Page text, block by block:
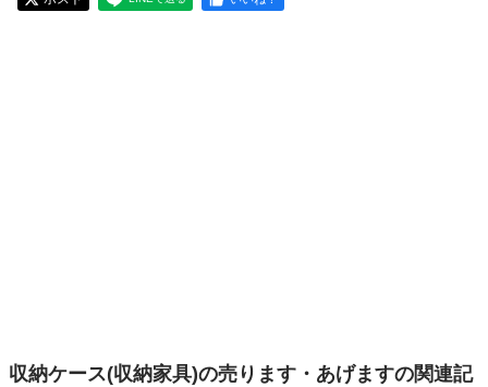
収納ケース(収納家具)の売ります・あげますの関連記